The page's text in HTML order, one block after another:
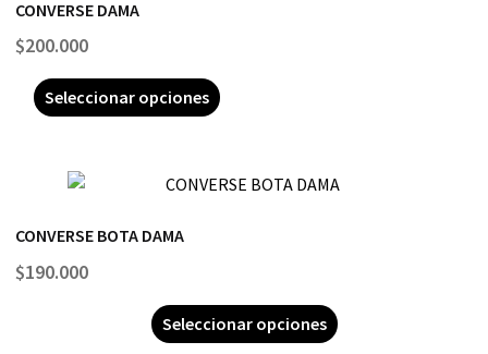
CONVERSE DAMA
$200.000
Seleccionar opciones
CONVERSE BOTA DAMA
$190.000
Seleccionar opciones